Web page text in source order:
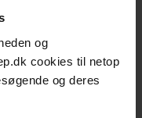
og
cookies til netop
og deres